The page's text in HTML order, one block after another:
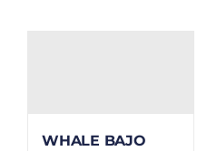
WHALE BAJO